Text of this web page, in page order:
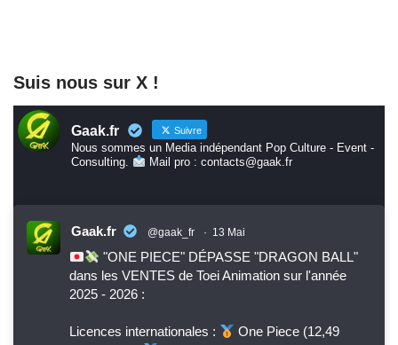
Suis nous sur X !
Gaak.fr Suivre
Nous sommes un Media indépendant Pop Culture - Event -
Consulting.
Mail pro : contacts@gaak.fr
Gaak.fr @gaak_fr · 13 Mai
"ONE PIECE" DÉPASSE "DRAGON BALL"
dans les VENTES de Toei Animation sur l'année
2025 - 2026 :
Licences internationales :
One Piece (12,49